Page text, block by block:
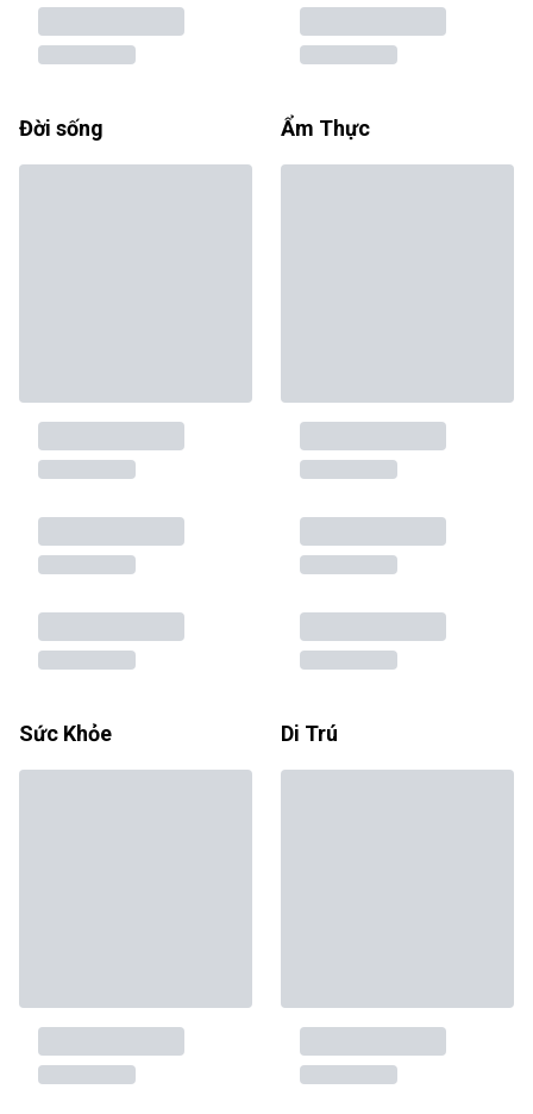
Đời sống Ẩm Thực
Sức Khỏe Di Trú